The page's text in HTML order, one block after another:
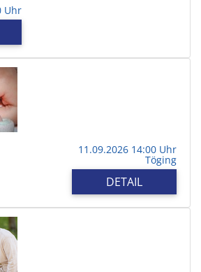
Uhr
11.09.2026 14:00 Uhr
Töging
DETAIL